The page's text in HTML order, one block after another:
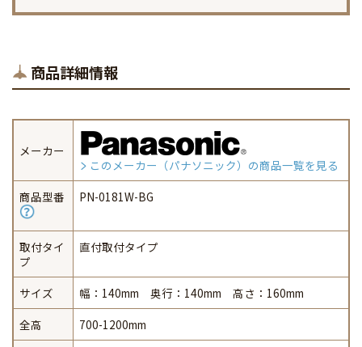
商品詳細情報
メーカー
このメーカー（パナソニック）の商品一覧を見る
商品型番
PN-0181W-BG
取付タイ
プ
直付取付タイプ
サイズ
幅：140mm 奥行：140mm 高さ：160mm
全高
700-1200mm